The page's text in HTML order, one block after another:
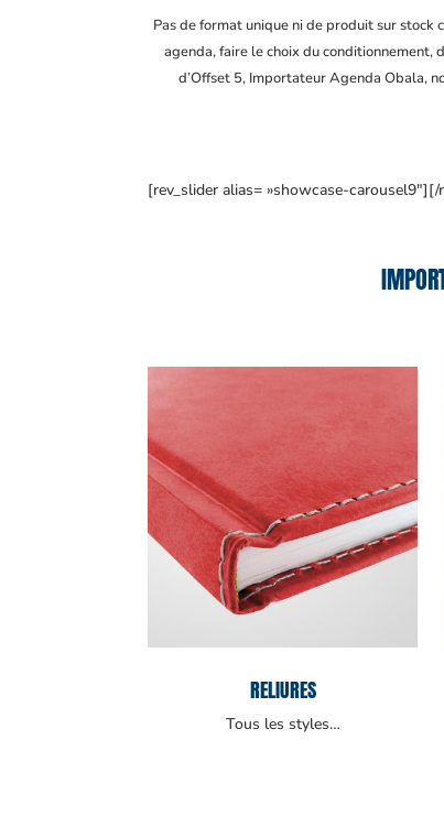
Pas de format unique ni de produit sur stock
agenda, faire le choix du conditionnement,
d’Offset 5, Importateur Agenda Obala,
[rev_slider alias= »showcase-carousel9″][/
RELIURES
Tous les styles…